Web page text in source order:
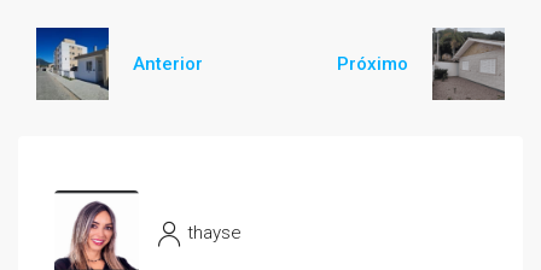
Anterior Próximo
thayse